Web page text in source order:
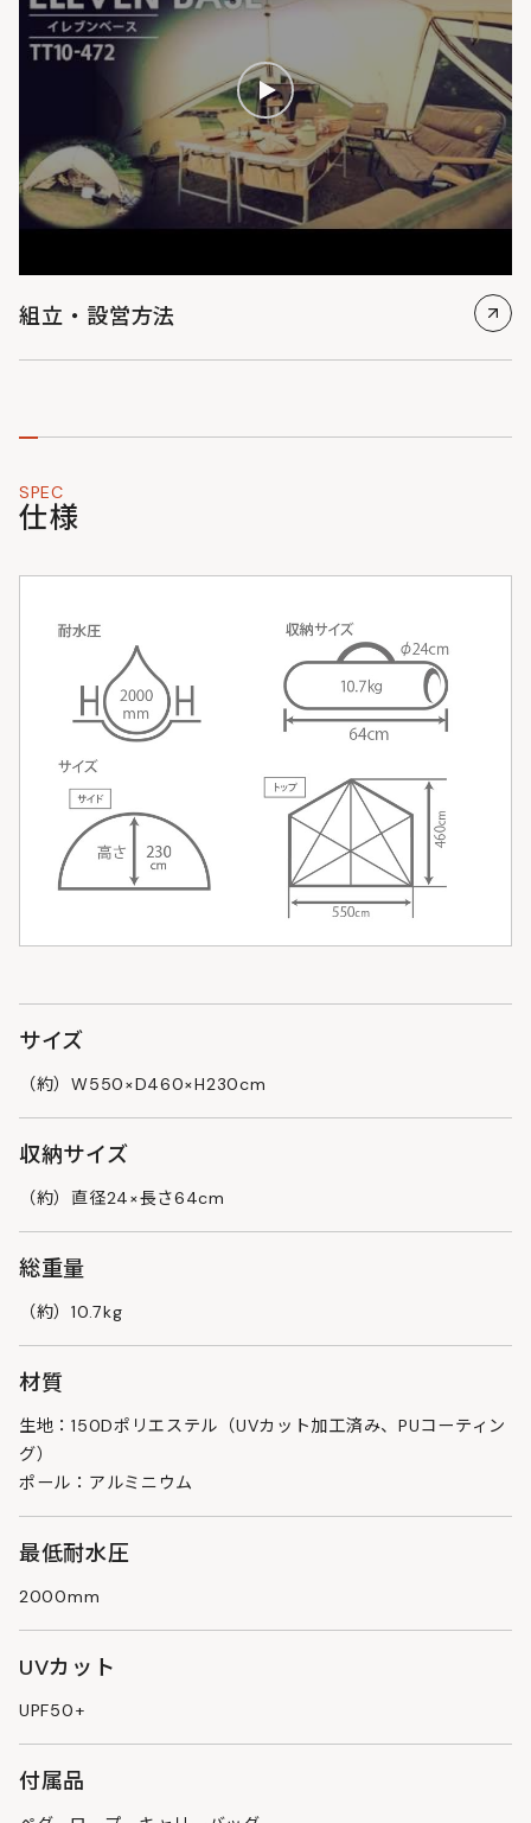
組立・設営方法
SPEC
仕様
サイズ
（約）W550×D460×H230cm
収納サイズ
（約）直径24×長さ64cm
総重量
（約）10.7kg
材質
生地：150Dポリエステル（UVカット加工済み、PUコーティン
グ）
ポール：アルミニウム
最低耐水圧
2000mm
UVカット
UPF50+
付属品